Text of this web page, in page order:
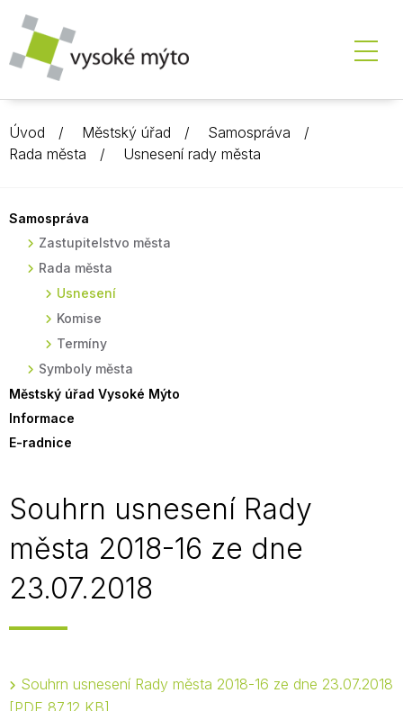
Úvod Městský úřad
Samospráva
Rada města
Usnesení rady města
Samospráva
Zastupitelstvo města
Rada města
Usnesení
Komise
Termíny
Symboly města
Městský úřad Vysoké Mýto
Informace
E-radnice
Souhrn usnesení Rady
města 2018-16 ze dne
23.07.2018
Souhrn usnesení Rady města 2018-16 ze dne 23.07.2018
PDF 87,12 KB